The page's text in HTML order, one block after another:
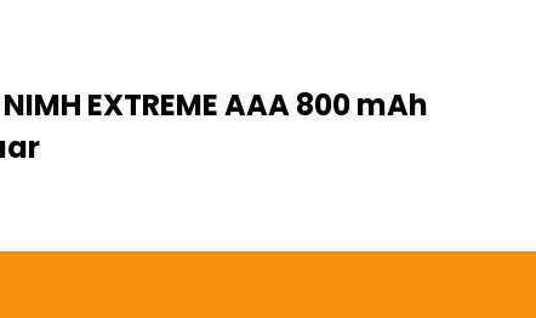
EXTREME AAA 800 mAh